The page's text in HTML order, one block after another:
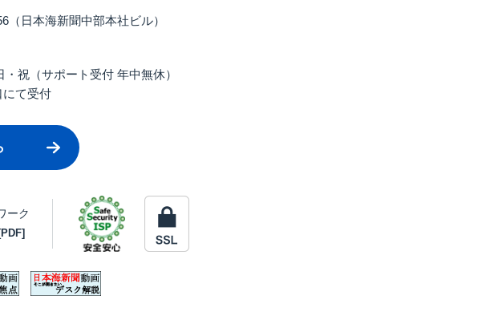
（日本海新聞中部本社ビル）
・祝（サポート受付 年中無休）
にて受付
ーク
[PDF]